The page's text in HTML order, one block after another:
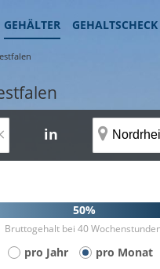
GEHÄLTER GEHALTSCHECK
in
50%
Bruttogehalt bei 40
pro Jahr pro Monat